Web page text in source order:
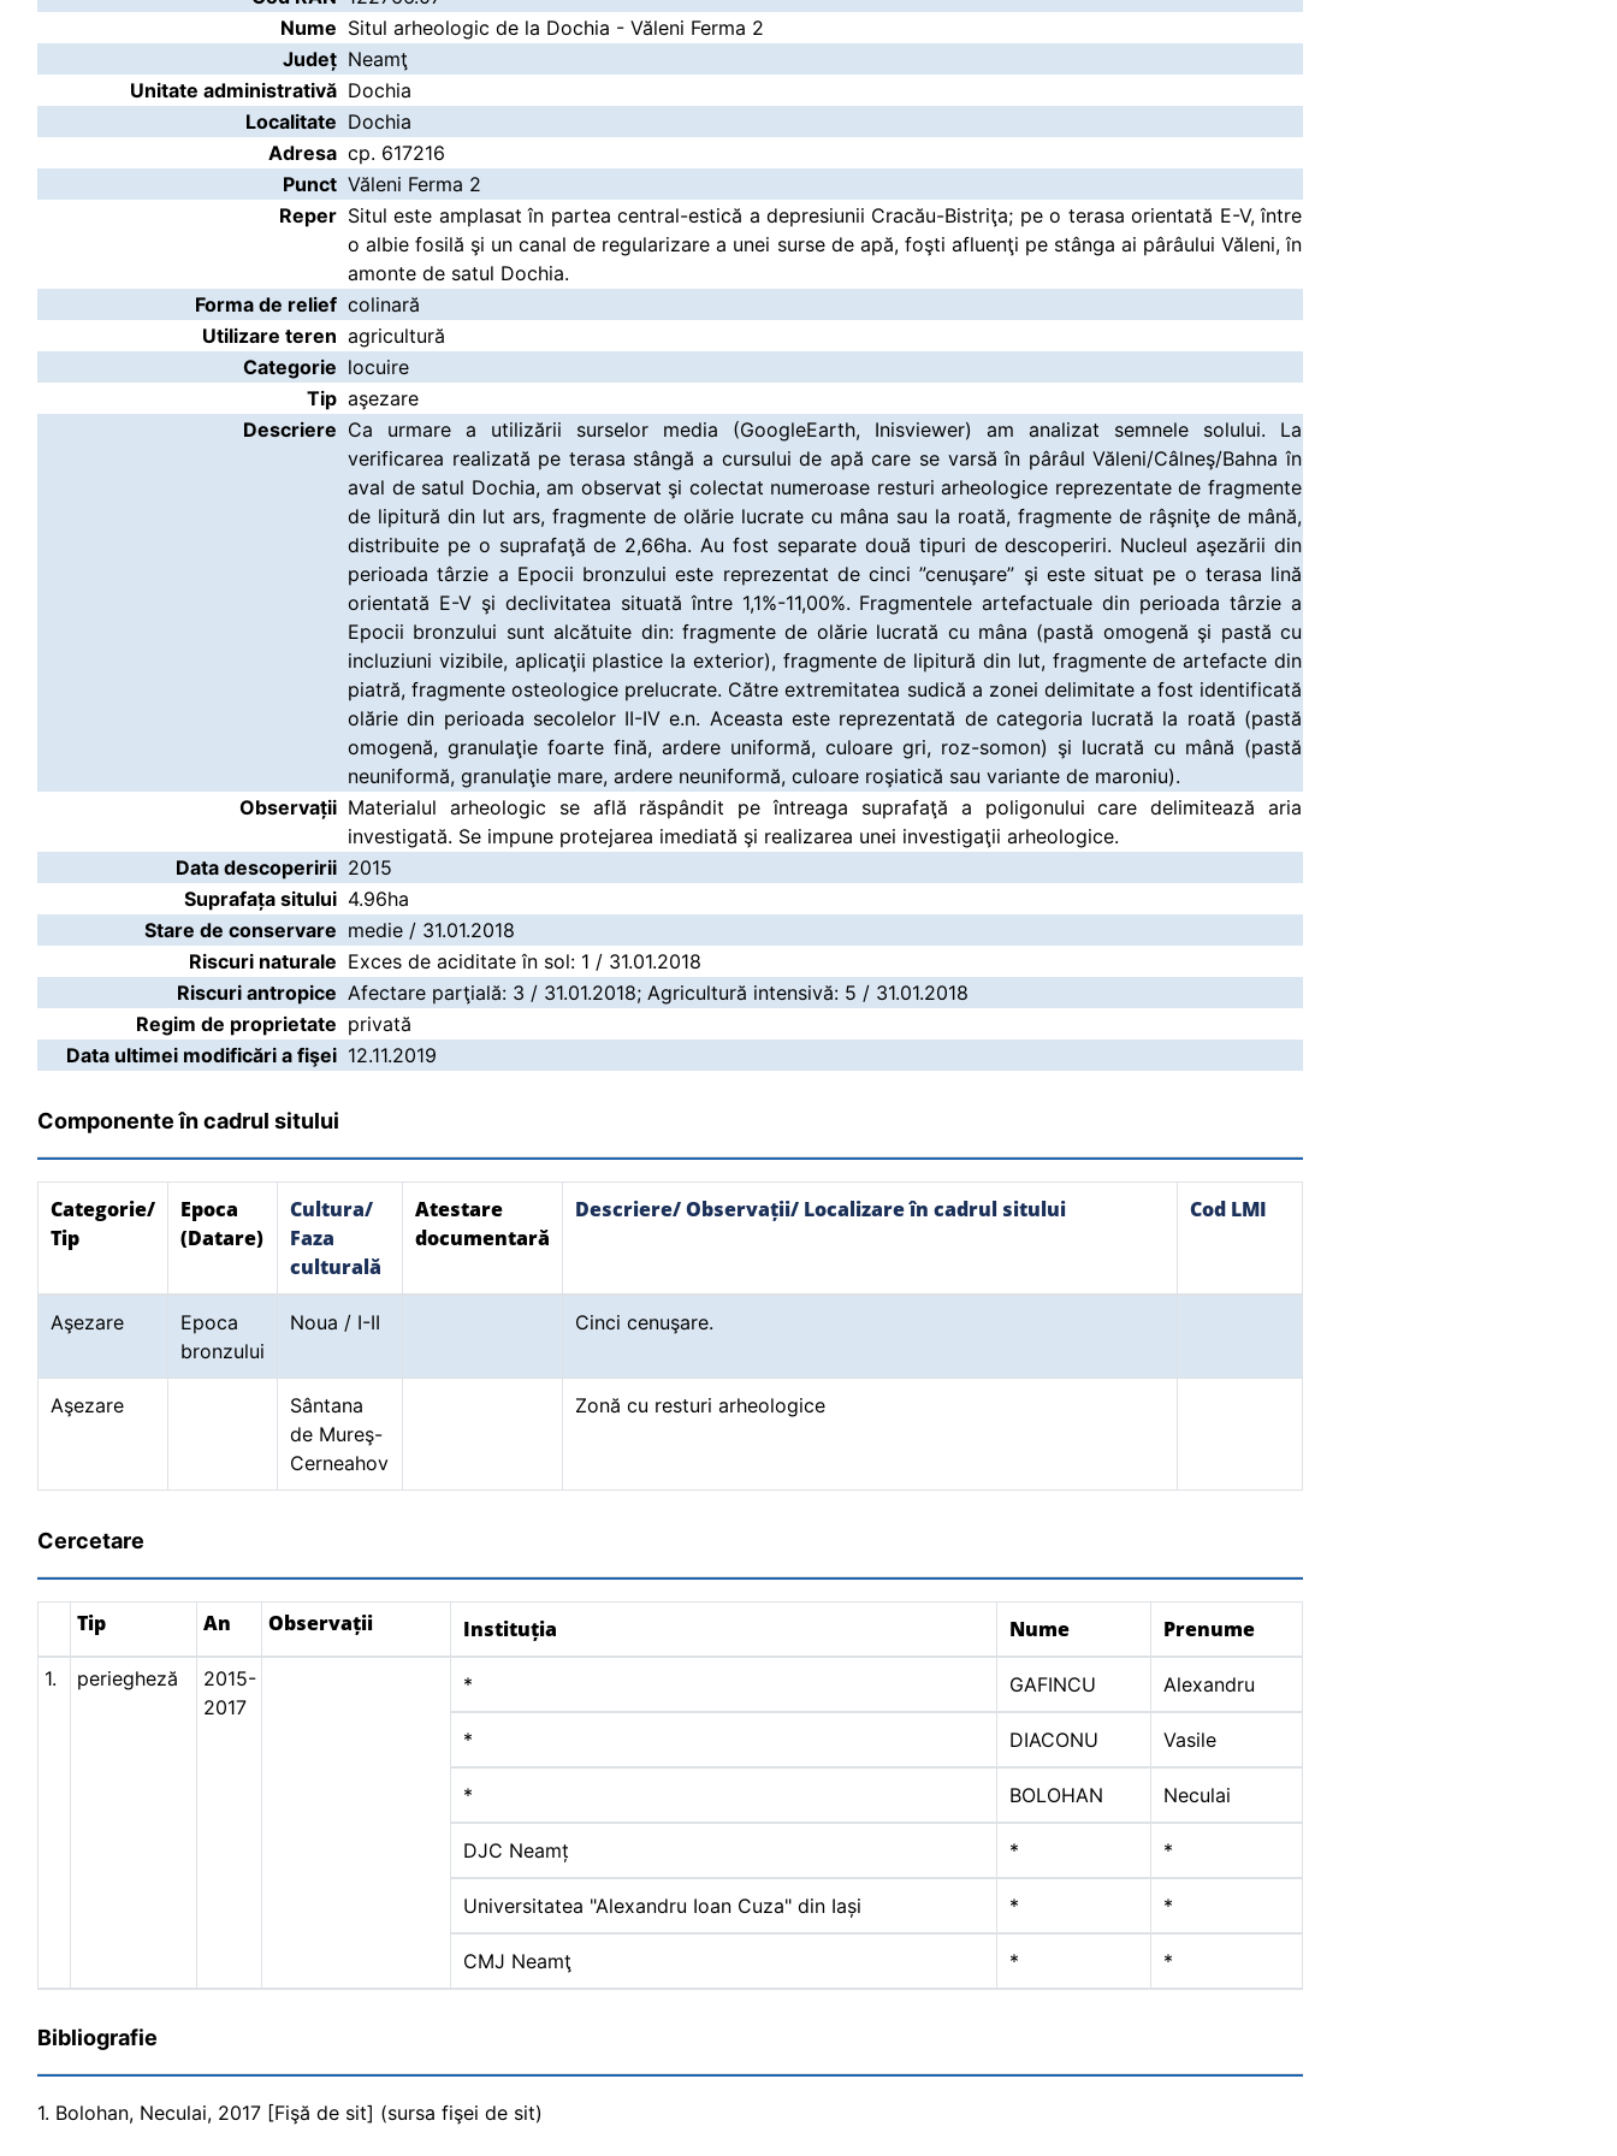
Nume Situl arheologic de la Dochia - Văleni Ferma 2
Județ Neamţ
Unitate administrativă Dochia
Localitate Dochia
Adresa cp. 617216
Punct Văleni Ferma 2
Reper Situl este amplasat în partea central-estică a depresiunii Cracău-Bistriţa; pe o terasa orientată E-V, între
o albie fosilă şi un canal de regularizare a unei surse de apă, foşti afluenţi pe stânga ai pârâului Văleni, în
amonte de satul Dochia.
Forma de relief colinară
Utilizare teren agricultură
Categorie locuire
Tip aşezare
Descriere Ca urmare a utilizării surselor media (GoogleEarth, Inisviewer) am analizat semnele solului. La
verificarea realizată pe terasa stângă a cursului de apă care se varsă în pârâul Văleni/Câlneş/Bahna în
aval de satul Dochia, am observat şi colectat numeroase resturi arheologice reprezentate de fragmente
de lipitură din lut ars, fragmente de olărie lucrate cu mâna sau la roată, fragmente de râşniţe de mână,
distribuite pe o suprafaţă de 2,66ha. Au fost separate două tipuri de descoperiri. Nucleul aşezării din
perioada târzie a Epocii bronzului este reprezentat de cinci ”cenuşare” şi este situat pe o terasa lină
orientată E-V şi declivitatea situată între 1,1%-11,00%. Fragmentele artefactuale din perioada târzie a
Epocii bronzului sunt alcătuite din: fragmente de olărie lucrată cu mâna (pastă omogenă şi pastă cu
incluziuni vizibile, aplicaţii plastice la exterior), fragmente de lipitură din lut, fragmente de artefacte din
piatră, fragmente osteologice prelucrate. Către extremitatea sudică a zonei delimitate a fost identificată
olărie din perioada secolelor II-IV e.n. Aceasta este reprezentată de categoria lucrată la roată (pastă
omogenă, granulaţie foarte fină, ardere uniformă, culoare gri, roz-somon) şi lucrată cu mână (pastă
neuniformă, granulaţie mare, ardere neuniformă, culoare roşiatică sau variante de maroniu).
Observații Materialul arheologic se află răspândit pe întreaga suprafaţă a poligonului care delimitează aria
investigată. Se impune protejarea imediată şi realizarea unei investigaţii arheologice.
Data descoperirii 2015
Suprafața sitului 4.96ha
Stare de conservare medie / 31.01.2018
Riscuri naturale Exces de aciditate în sol: 1 / 31.01.2018
Riscuri antropice Afectare parţială: 3 / 31.01.2018; Agricultură intensivă: 5 / 31.01.2018
Regim de proprietate privată
Data ultimei modificări a fişei 12.11.2019
Componente în cadrul sitului
Categorie/
Tip
Epoca
(Datare)
Cultura/
Faza
culturală
Atestare
documentară
Descriere/ Observații/ Localizare în cadrul sitului Cod LMI
Aşezare
Epoca
bronzului
Noua / I-II Cinci cenuşare.
Aşezare
Sântana
de Mureş-
Cerneahov
Zonă cu resturi arheologice
Cercetare
Tip An Observații Instituția Nume Prenume
1. periegheză
2015-
2017
* GAFINCU Alexandru
* DIACONU Vasile
* BOLOHAN Neculai
DJC Neamț * *
Universitatea "Alexandru Ioan Cuza" din Iași * *
CMJ Neamţ * *
Bibliografie
1. Bolohan, Neculai, 2017 [Fişă de sit] (sursa fişei de sit)